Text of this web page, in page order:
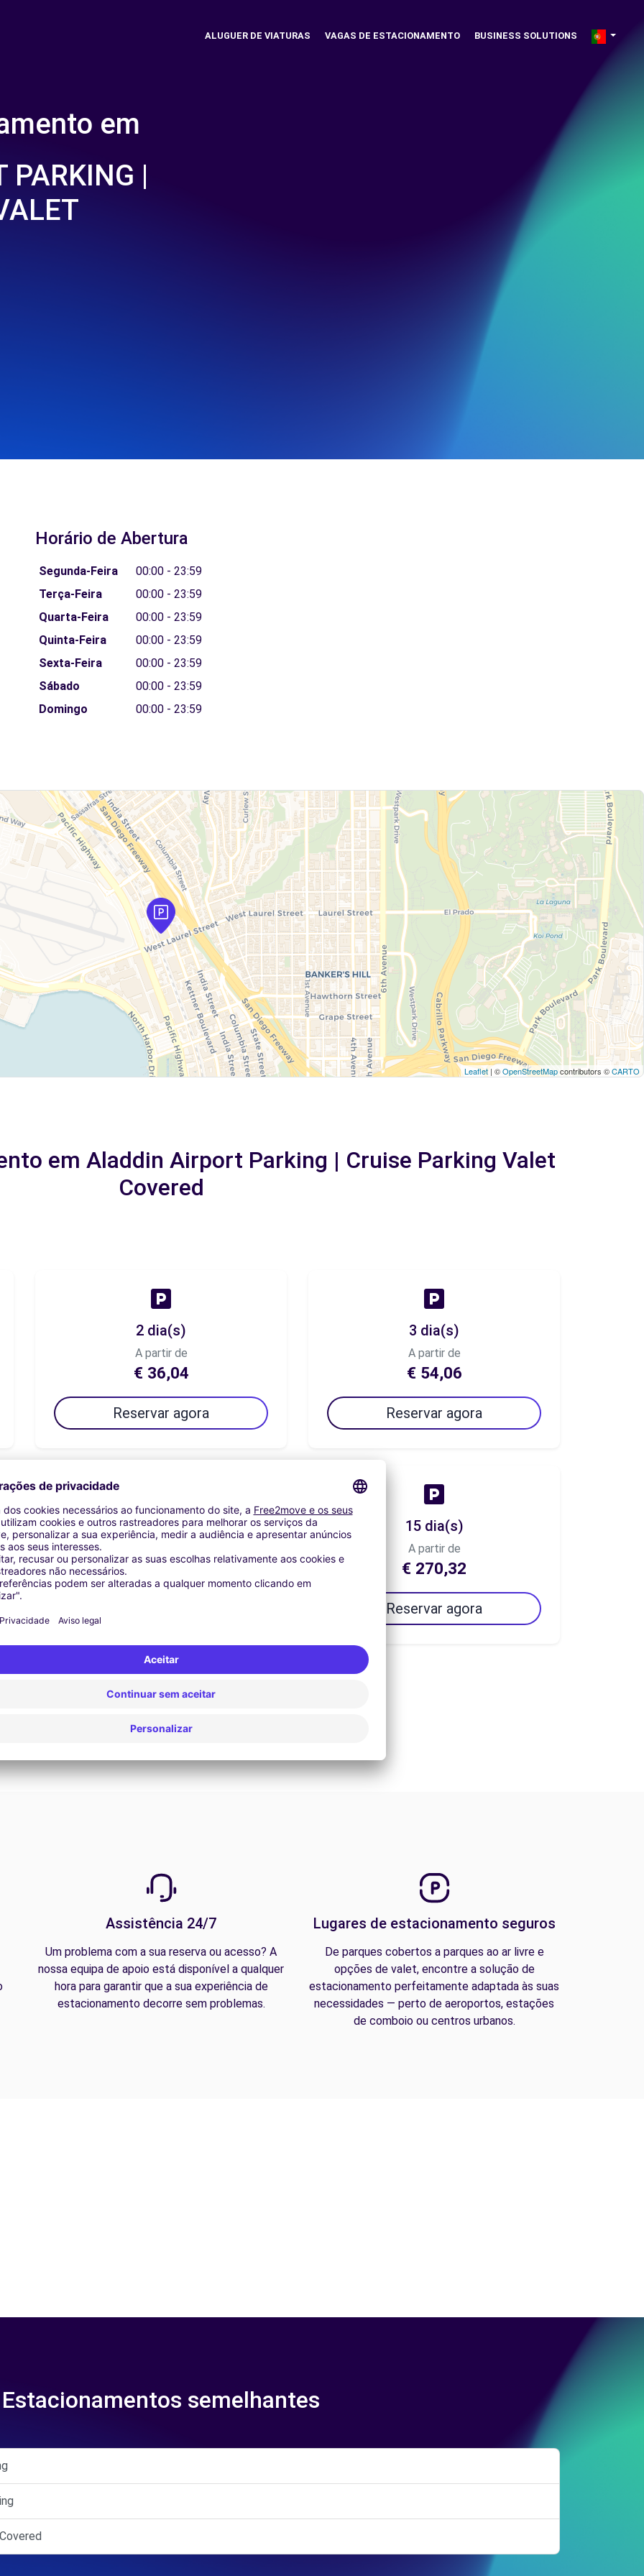
ALUGUER DE VIATURAS VAGAS DE ESTACIONAMENTO BUSINESS SOLUTIONS
em
PARKING |
Horário de Abertura
Segunda-Feira
00:00 - 23:59
Terça-Feira
00:00 - 23:59
Quarta-Feira
00:00 - 23:59
Quinta-Feira
00:00 - 23:59
Sexta-Feira
00:00 - 23:59
Sábado
00:00 - 23:59
Domingo
00:00 - 23:59
Leaflet| ©OpenStreetMapcontributors ©CARTO
em Aladdin Airport Parking | Cruise Parking Valet
Covered
2 dia(s)
A partir de
€ 36,04
Reservar agora
3 dia(s)
A partir de
€ 54,06
Reservar agora
7 dia(s)
€ 126,15
15 dia(s)
A partir de
€ 270,32
Reservar agora
Assistência 24/7
Um problema com a sua reserva ou acesso? A
nossa equipa de apoio está disponível a qualquer
hora para garantir que a sua experiência de
estacionamento decorre sem problemas.
Lugares de estacionamento seguros
De parques cobertos a parques ao ar livre e
opções de valet, encontre a solução de
estacionamento perfeitamente adaptada às suas
necessidades — perto de aeroportos, estações
de comboio ou centros urbanos.
Estacionamentos semelhantes